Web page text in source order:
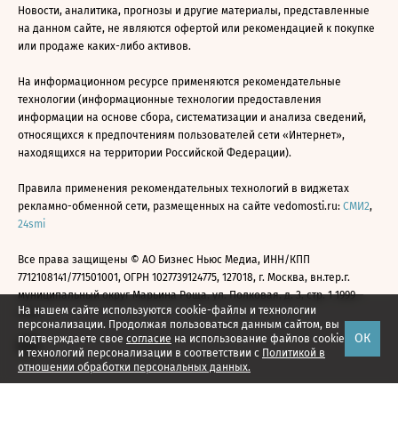
На нашем сайте используются cookie-файлы и технологии
персонализации. Продолжая пользоваться данным сайтом, вы
подтверждаете свое согласие на использование файлов cookie
и технологий персонализации в соответствии с Политикой в
отношении обработки персональных данных.
ОК
Новости, аналитика, прогнозы и другие материалы, представленные
на данном сайте, не являются офертой или рекомендацией к покупке
или продаже каких-либо активов.
На информационном ресурсе применяются рекомендательные
технологии (информационные технологии предоставления
информации на основе сбора, систематизации и анализа сведений,
относящихся к предпочтениям пользователей сети «Интернет»,
находящихся на территории Российской Федерации).
Правила применения рекомендательных технологий в виджетах
рекламно-обменной сети, размещенных на сайте vedomosti.ru: СМИ2,
24smi
Все права защищены © АО Бизнес Ньюс Медиа, ИНН/КПП
7712108141/771501001, ОГРН 1027739124775, 127018, г. Москва, вн.тер.г.
муниципальный округ Марьина Роща, ул. Полковая, д. 3, стр. 1 1999—
2026